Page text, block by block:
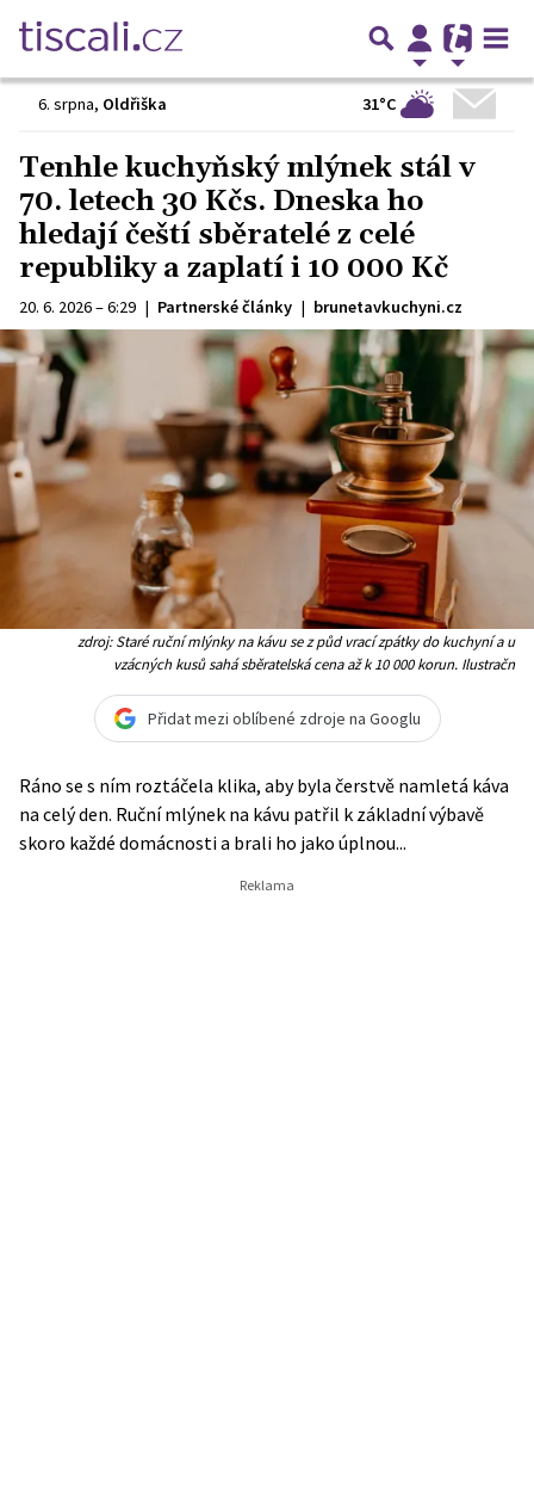
6. srpna, Oldřiška 31°C
Tenhle kuchyňský mlýnek stál v
70. letech 30 Kčs. Dneska ho
hledají čeští sběratelé z celé
republiky a zaplatí i 10 000 Kč
20. 6. 2026 – 6:29 | Partnerské články | brunetavkuchyni.cz
zdroj: Staré ruční mlýnky na kávu se z půd vrací zpátky do kuchyní a u
vzácných kusů sahá sběratelská cena až k 10 000 korun. Ilustračn
Přidat mezi oblíbené zdroje na Googlu
Ráno se s ním roztáčela klika, aby byla čerstvě namletá káva
na celý den. Ruční mlýnek na kávu patřil k základní výbavě
skoro každé domácnosti a brali ho jako úplnou...